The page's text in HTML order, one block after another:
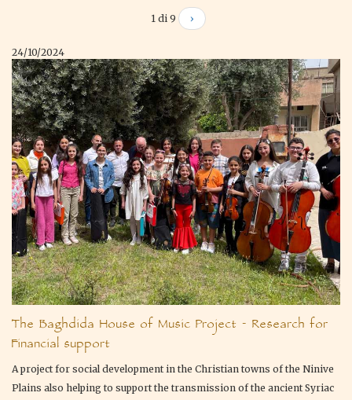
1 di 9 ›
24/10/2024
The Baghdida House of Music Project - Research for
Financial support
A project for social development in the Christian towns of the Ninive
Plains also helping to support the transmission of the ancient Syriac